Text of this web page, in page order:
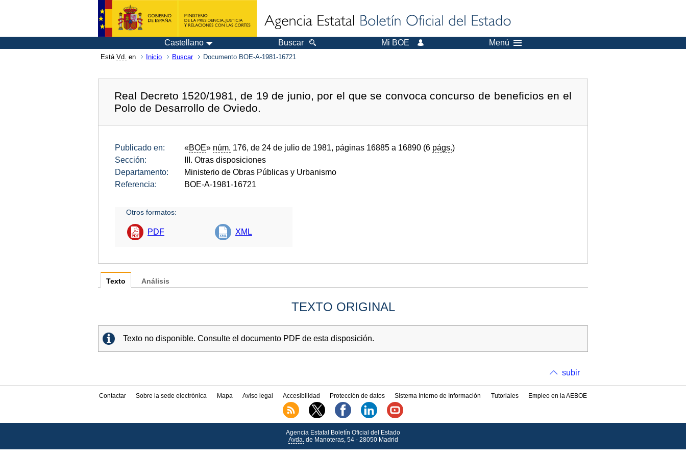
Castellano Buscar Mi BOE Menú
Está Vd. en Inicio Buscar Documento BOE-A-1981-16721
Real Decreto 1520/1981, de 19 de junio, por el que se convoca concurso de beneficios en el
Polo de Desarrollo de Oviedo.
Publicado en: «BOE» núm. 176, de 24 de julio de 1981, páginas 16885 a 16890 (6 págs.)
Sección:
III. Otras disposiciones
Departamento:
Ministerio de Obras Públicas y Urbanismo
Referencia:
BOE-A-1981-16721
Otros formatos:
PDF XML
Texto
TEXTO ORIGINAL
Texto no disponible. Consulte el documento PDF de esta disposición.
Análisis
subir
Contactar Sobre la sede electrónica Mapa Aviso legal Accesibilidad Protección de datos Sistema Interno de Información Tutoriales Empleo en la AEBOE
Agencia Estatal Boletín Oficial del Estado
Avda.de Manoteras, 54 - 28050 Madrid